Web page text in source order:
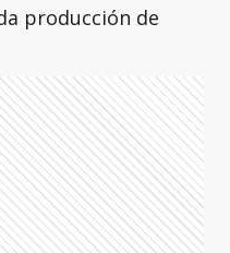
producción de